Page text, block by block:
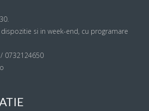
si in week-end, cu programare
0732124650